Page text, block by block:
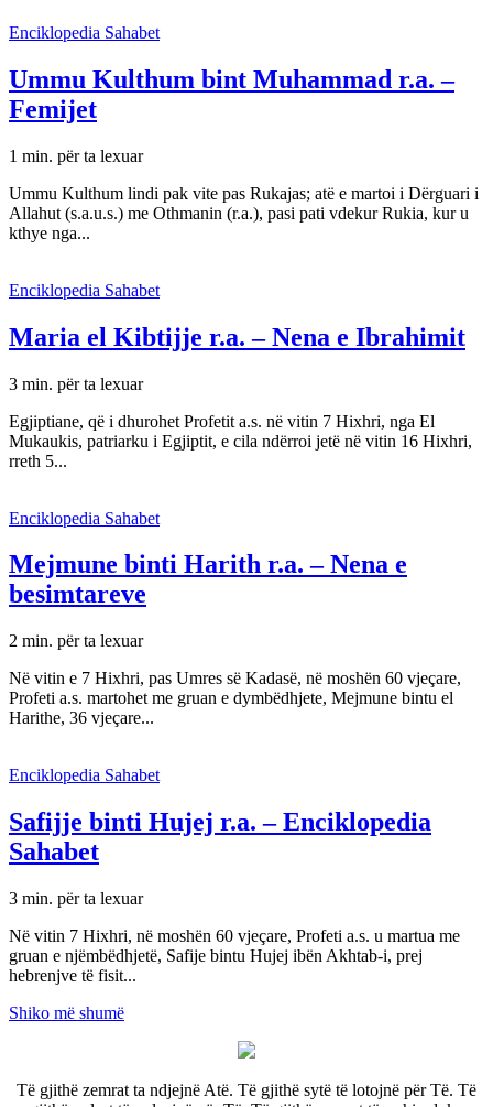
Enciklopedia Sahabet
Ummu Kulthum bint Muhammad r.a. –
Femijet
1 min. për ta lexuar
Ummu Kulthum lindi pak vite pas Rukajas; atë e martoi i Dërguari i
Allahut (s.a.u.s.) me Othmanin (r.a.), pasi pati vdekur Rukia, kur u
kthye nga...
Enciklopedia Sahabet
Maria el Kibtijje r.a. – Nena e Ibrahimit
3 min. për ta lexuar
Egjiptiane, që i dhurohet Profetit a.s. në vitin 7 Hixhri, nga El
Mukaukis, patriarku i Egjiptit, e cila ndërroi jetë në vitin 16 Hixhri,
rreth 5...
Enciklopedia Sahabet
Mejmune binti Harith r.a. – Nena e
besimtareve
2 min. për ta lexuar
Në vitin e 7 Hixhri, pas Umres së Kadasë, në moshën 60 vjeçare,
Profeti a.s. martohet me gruan e dymbëdhjete, Mejmune bintu el
Harithe, 36 vjeçare...
Enciklopedia Sahabet
Safijje binti Hujej r.a. – Enciklopedia
Sahabet
3 min. për ta lexuar
Në vitin 7 Hixhri, në moshën 60 vjeçare, Profeti a.s. u martua me
gruan e njëmbëdhjetë, Safije bintu Hujej ibën Akhtab-i, prej
hebrenjve të fisit...
Shiko më shumë
Të gjithë zemrat ta ndjejnë Atë. Të gjithë sytë të lotojnë për Të. Të